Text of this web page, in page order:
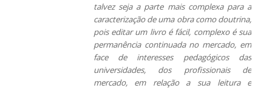
talvez seja a parte mais complexa para a
caracterização de uma obra como doutrina,
pois editar um livro é fácil, complexo é sua
permanência continuada no mercado, em
face de interesses pedagógicos das
universidades, dos profissionais de
mercado, em relação a sua leitura e